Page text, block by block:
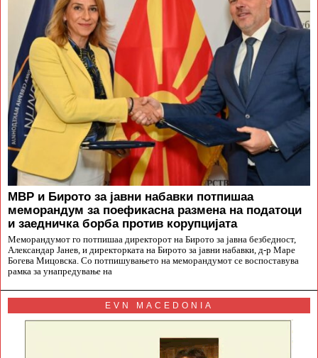
МВР и Бирото за јавни набавки потпишаа
меморандум за поефикасна размена на податоци
и заедничка борба против корупцијата
Меморандумот го потпишаа директорот на Бирото за јавна безбедност,
Александар Јанев, и директорката на Бирото за јавни набавки, д-р Маре
Богева Мицовска. Со потпишувањето на меморандумот се воспоставува
рамка за унапредување на
EVN MACEDONIA